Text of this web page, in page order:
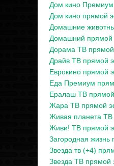
Дом кино
Дом кино прямой
Домашние
Домашний
Дорама ТВ
Драйв ТВ прямой
Еврокино прямой
Еда Премиум
Ералаш ТВ
Жара ТВ прямой
Живая планета
Живи! ТВ прямой
Загородная
Звезда тв (+4)
Звезда ТВ прямой